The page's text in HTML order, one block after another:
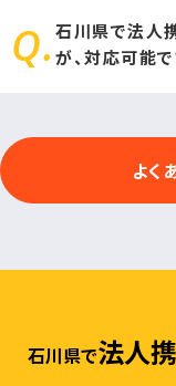
他社docomo（ドコ
のキャリアをご利
石川県で法人
が、対応可能で
可能です。法人携
合せください。よく
石川県で法人